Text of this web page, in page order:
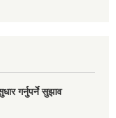
गर्नुपर्ने सुझाव